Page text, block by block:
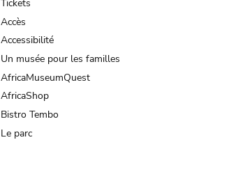
Tickets
Accès
Accessibilité
Un musée pour les familles
AfricaMuseumQuest
AfricaShop
Bistro Tembo
Le parc